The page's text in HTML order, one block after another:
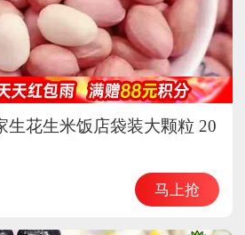
生花生米饭店袋装大颗粒 20
马上抢